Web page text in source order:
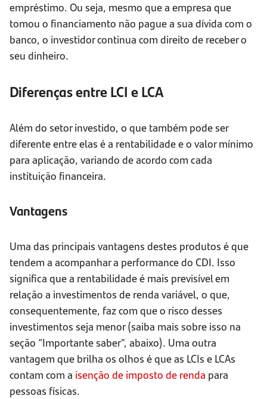
empréstimo. Ou seja, mesmo que a empresa que
tomou o financiamento não pague a sua dívida com o
banco, o investidor continua com direito de receber o
seu dinheiro.
Diferenças entre LCI e LCA
Além do setor investido, o que também pode ser
diferente entre elas é a rentabilidade e o valor mínimo
para aplicação, variando de acordo com cada
instituição financeira.
Vantagens
Uma das principais vantagens destes produtos é que
tendem a acompanhar a performance do CDI. Isso
significa que a rentabilidade é mais previsível em
relação a investimentos de renda variável, o que,
consequentemente, faz com que o risco desses
investimentos seja menor (saiba mais sobre isso na
seção “Importante saber”, abaixo). Uma outra
vantagem que brilha os olhos é que as LCIs e LCAs
contam com a isenção de imposto de renda para
pessoas físicas.